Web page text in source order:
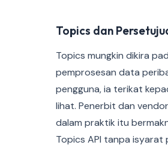
Topics dan
Topics mungkin dikira
pemprosesan data
pengguna, ia terikat
lihat. Penerbit dan
dalam praktik itu
Topics API tanpa isyarat